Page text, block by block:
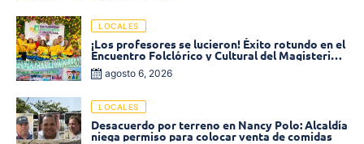
LOCALES
¡Los profesores se lucieron! Éxito rotundo en el
Encuentro Folclórico y Cultural del Magisterio
2026 en Ciénaga
agosto 6, 2026
LOCALES
Desacuerdo por terreno en Nancy Polo: Alcaldía
niega permiso para colocar venta de comidas